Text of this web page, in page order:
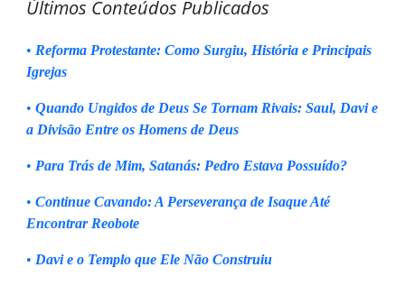
Últimos Conteúdos Publicados
• Reforma Protestante: Como Surgiu, História e Principais
Igrejas
• Quando Ungidos de Deus Se Tornam Rivais: Saul, Davi e
a Divisão Entre os Homens de Deus
• Para Trás de Mim, Satanás: Pedro Estava Possuído?
• Continue Cavando: A Perseverança de Isaque Até
Encontrar Reobote
• Davi e o Templo que Ele Não Construiu